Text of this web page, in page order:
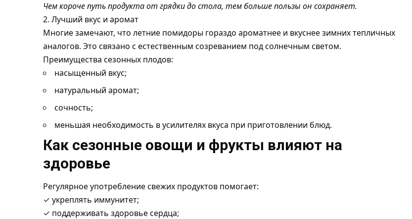
Чем короче путь продукта от грядки до стола, тем больше пользы он сохраняет.
2. Лучший вкус и аромат
Многие замечают, что летние помидоры гораздо ароматнее и вкуснее зимних тепличных
аналогов. Это связано с естественным созреванием под солнечным светом.
Преимущества сезонных плодов:
насыщенный вкус;
натуральный аромат;
сочность;
меньшая необходимость в усилителях вкуса при приготовлении блюд.
Как сезонные овощи и фрукты влияют на
здоровье
Регулярное употребление свежих продуктов помогает:
✓ укреплять иммунитет;
✓ поддерживать здоровье сердца;